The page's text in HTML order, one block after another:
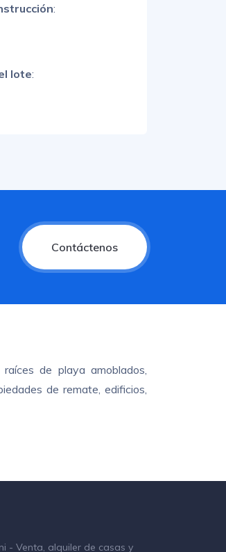
:
lote:
Contáctenos
de playa amoblados,
de remate, edificios,
- Venta, alquiler de casas y